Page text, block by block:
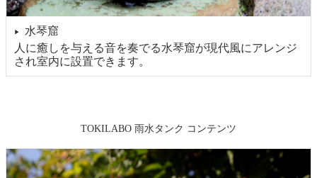
▶
水琴窟
人に癒しを与える音を奏でる水琴窟が現代風にアレンジ
され室内に設置できます。
TOKILABO 雨水タンク コンテンツ